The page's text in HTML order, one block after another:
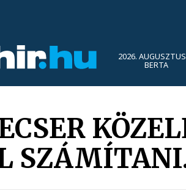
2026.
BERTA